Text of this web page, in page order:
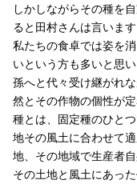
しかしながらその種を
ると田村さんは言いま
私たちの食卓では姿を
いという方も多いと思
孫へと代々受け継がれ
然とその作物の個性が
種とは、固定種のひと
地その風土に合わせて
地、その地域で生産者
その土地と風土にあっ